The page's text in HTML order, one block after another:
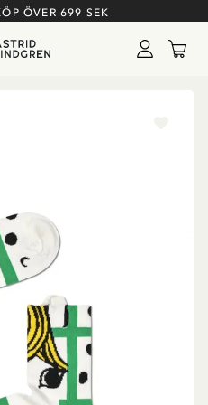
ÖVER 699 SEK